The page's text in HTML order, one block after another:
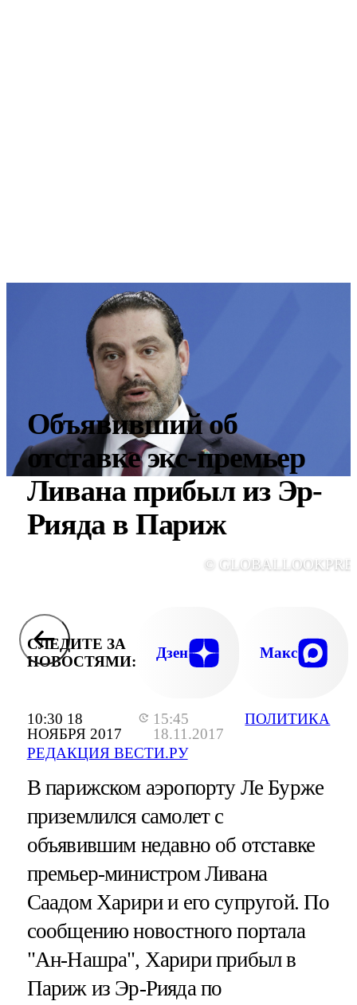
10:30 18
НОЯБРЯ 2017
15:45
18.11.2017
РЕДАКЦИЯ ВЕСТИ.РУ
ПОЛИТИКА
Объявивший об
отставке экс-премьер
Ливана прибыл из Эр-
Рияда в Париж
©
СЛЕДИТЕ ЗА
НОВОСТЯМИ:
Дзен Макс
В парижском аэропорту Ле Бурже
приземлился самолет с
объявившим недавно об отставке
премьер-министром Ливана
Саадом Харири и его супругой. По
сообщению новостного портала
"Ан-Нашра", Харири прибыл в
Париж из Эр-Рияда по